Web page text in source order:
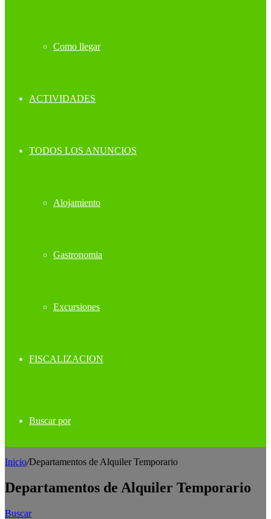
Como llegar
ACTIVIDADES
TODOS LOS ANUNCIOS
Alojamiento
Gastronomia
Excursiones
FISCALIZACION
Buscar por
Inicio/Departamentos de Alquiler Temporario
Departamentos de Alquiler Temporario
Buscar